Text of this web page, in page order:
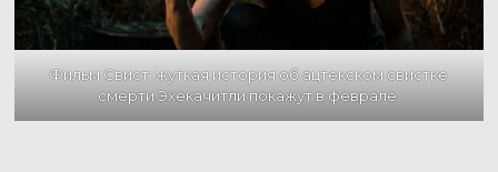
Фильм Свист: жуткая история об ацтекском свистке
смерти Эхекачитли покажут в феврале.